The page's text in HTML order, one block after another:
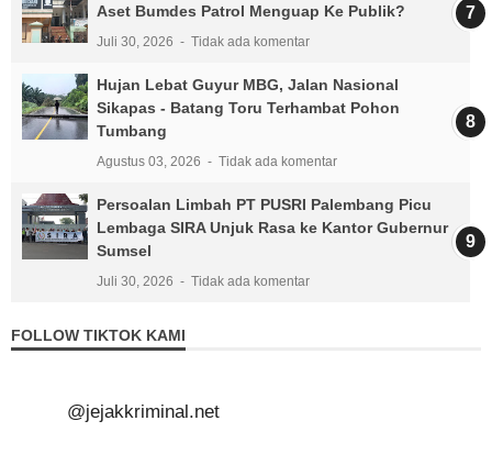
Aset Bumdes Patrol Menguap Ke Publik?
Juli 30, 2026 Tidak ada komentar
Hujan Lebat Guyur MBG, Jalan Nasional
Sikapas - Batang Toru Terhambat Pohon
Tumbang
Agustus 03, 2026 Tidak ada komentar
Persoalan Limbah PT PUSRI Palembang Picu
Lembaga SIRA Unjuk Rasa ke Kantor Gubernur
Sumsel
Juli 30, 2026 Tidak ada komentar
FOLLOW TIKTOK KAMI
@jejakkriminal.net